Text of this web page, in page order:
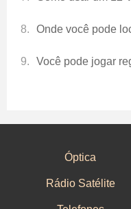
Onde você pode localizar suportes plásticos
Você pode jogar
Óptica
Rádio Satélite